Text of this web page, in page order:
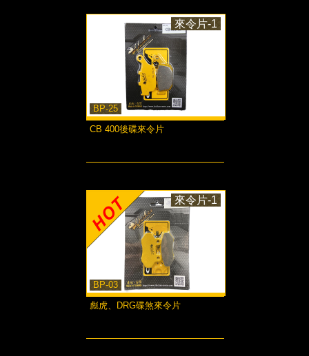
BP-25
來令片-1
CB 400後碟來令片
BP-03
來令片-1
彪虎、DRG碟煞來令片